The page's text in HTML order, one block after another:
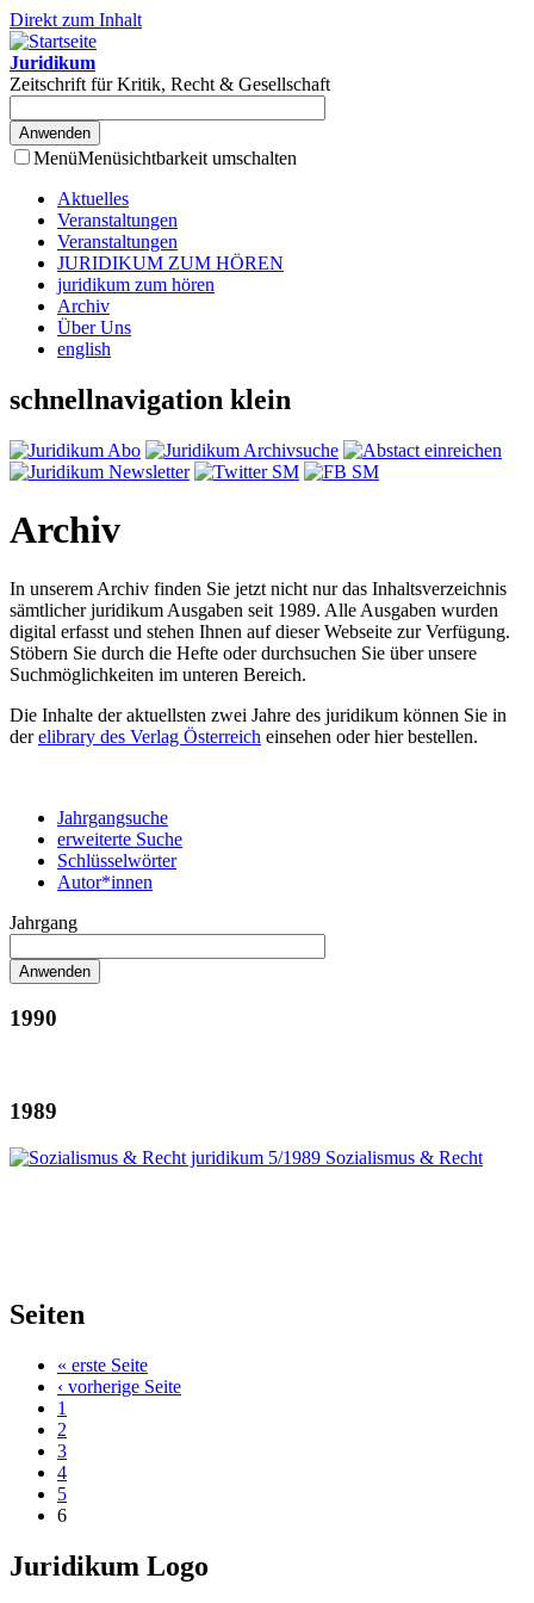
Direkt zum Inhalt
Juridikum
Zeitschrift für Kritik, Recht & Gesellschaft
MenüMenüsichtbarkeit umschalten
Aktuelles
Veranstaltungen
Veranstaltungen
JURIDIKUM ZUM HÖREN
juridikum zum hören
Archiv
Über Uns
english
schnellnavigation klein
Archiv
In unserem Archiv finden Sie jetzt nicht nur das Inhaltsverzeichnis
sämtlicher juridikum Ausgaben seit 1989. Alle Ausgaben wurden
digital erfasst und stehen Ihnen auf dieser Webseite zur Verfügung.
Stöbern Sie durch die Hefte oder durchsuchen Sie über unsere
Suchmöglichkeiten im unteren Bereich.
Die Inhalte der aktuellsten zwei Jahre des juridikum können Sie in
derelibrary des Verlag Österreich einsehen oder hier bestellen.
Jahrgangsuche
erweiterte Suche
Schlüsselwörter
Autor*innen
Jahrgang
1990
1989
Seiten
« erste Seite
‹ vorherige Seite
1
2
3
4
5
6
Juridikum Logo